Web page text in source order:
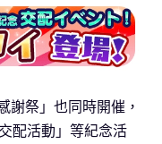
謝祭」也同時開催，
配活動」等紀念活